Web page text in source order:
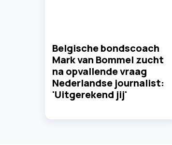
Belgische bondscoach
Mark van Bommel zucht
na opvallende vraag
Nederlandse journalist:
'Uitgerekend jij'